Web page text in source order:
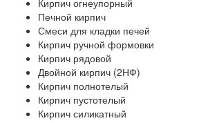
Кирпич огнеупорный
Печной кирпич
Смеси для кладки печей
Кирпич ручной формовки
Кирпич рядовой
Двойной кирпич (2НФ)
Кирпич полнотелый
Кирпич пустотелый
Кирпич силикатный